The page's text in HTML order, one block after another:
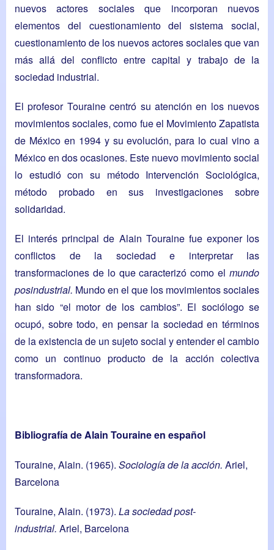
nuevos actores sociales que incorporan nuevos
elementos del cuestionamiento del sistema social,
cuestionamiento de los nuevos actores sociales que van
más allá del conflicto entre capital y trabajo de la
sociedad industrial.
El profesor Touraine centró su atención en los nuevos
movimientos sociales, como fue el Movimiento Zapatista
de México en 1994 y su evolución, para lo cual vino a
México en dos ocasiones. Este nuevo movimiento social
lo estudió con su método Intervención Sociológica,
método probado en sus investigaciones sobre
solidaridad.
El interés principal de Alain Touraine fue exponer los
conflictos de la sociedad e interpretar las
transformaciones de lo que caracterizó como el mundo
posindustrial. Mundo en el que los movimientos sociales
han sido “el motor de los cambios”. El sociólogo se
ocupó, sobre todo, en pensar la sociedad en términos
de la existencia de un sujeto social y entender el cambio
como un continuo producto de la acción colectiva
transformadora.
Bibliografía de Alain Touraine en español
Touraine, Alain. (1965). Sociología de la acción. Ariel,
Barcelona
Touraine, Alain. (1973). La sociedad post-
industrial. Ariel, Barcelona